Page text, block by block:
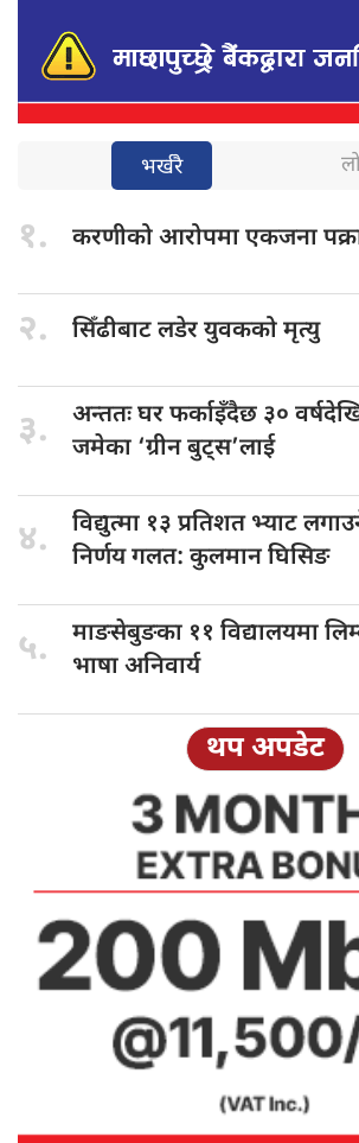
भर्खरै
१. करणीको आरोपमाएकजना
२. सिँढीबाट लडेरयुवकको मृत्यु
३. अन्ततः घरफर्काइँदैछ ३०
जमेका ‘ग्रीन बुट्स’लाई
४. विद्युत्मा १३ प्रतिशत भ्याट
निर्णय गलत: कुलमान घिसिङ
५. माङसेबुङका ११ विद्यालयमा
भाषा अनिवार्य
थप अपडेट